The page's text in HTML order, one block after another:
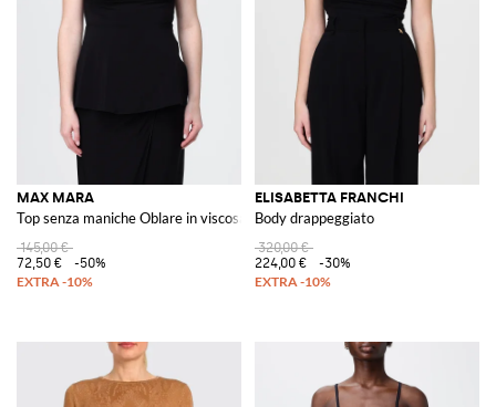
MAX MARA
Top senza maniche Oblare in viscosa stretch con scollo a V
145,00 €
72,50 €
-50%
ELISABETTA FRANCHI
Body drappeggiato
320,00 €
224,00 €
-30%